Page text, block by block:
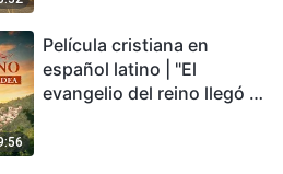
conmovedor
Película cristiana en
español latino | "El
evangelio del reino llegó a